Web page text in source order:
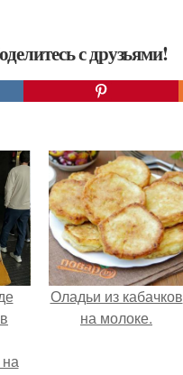
с друзьями!
Оладьи из кабачков
на молоке.